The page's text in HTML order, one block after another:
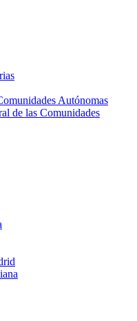
Autónomas
de las Comunidades